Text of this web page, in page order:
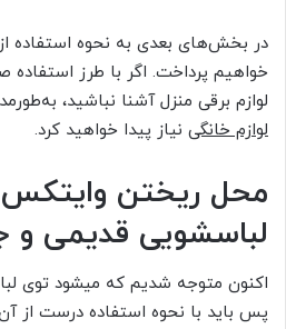
در بخش‌های بعدی به نحوه استفاده
خواهیم پرداخت. اگر با طرز
لوازم برقی منزل آشنا نباشید،
لوازم خانگی نیاز پیدا خواهید کرد.
محل ریختن
لباسشویی قدیمی و
اکنون متوجه شدیم که میشود توی
پس باید با نحوه استفاده درست از